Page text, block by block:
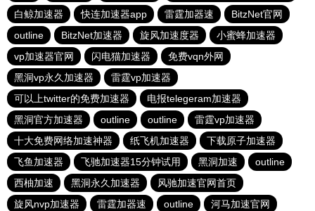
白鲸加速器
快连加速器app 雷霆加器速
BitzNet官网
outline
BitzNet加速器 旋风加速度器
小蜜蜂加速器
vp加速器官网
闪电猫加速器
免费vqn外网
黑洞vp永久加速器
雷霆vp加速器
可以上twitter的免费加速器
电报telegeram加速器
黑洞官方加速器
outline outline
雷霆vp加速器
十大免费网络加速神器
纸飞机加速器
下载原子加速器
飞鱼加速器
飞驰加速器15分钟试用 黑洞加速
outline
西柚加速
黑洞永久加速器
风驰加速官网首页
旋风nvp加速器
雷霆加器速 outline
河马加速官网